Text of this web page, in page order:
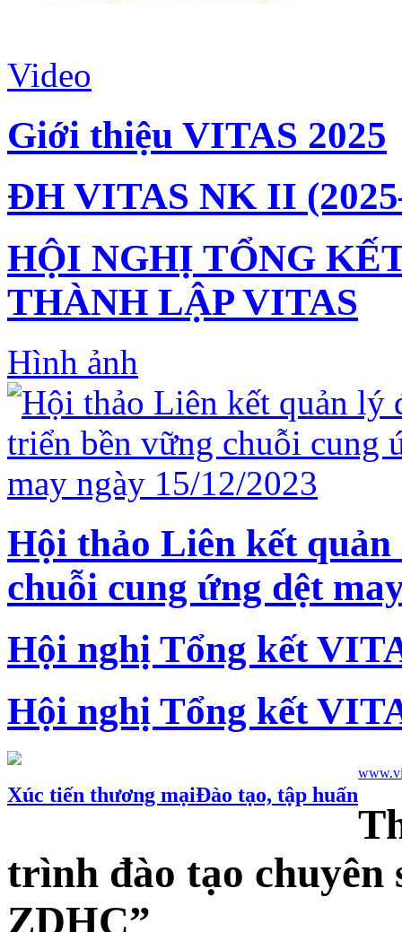
Video
Giới thiệu VITAS 2025
ĐH VITAS NK II
HỘI NGHỊ TỔNG
THÀNH LẬP VITAS
Hình ảnh
Hội thảo Liên kết
chuỗi cung ứng dệt
Hội nghị Tổng kết
Hội nghị Tổng kết
Xúc tiến thương mạiĐào tạo, tập huấn
trình đào tạo chuyên
ZDHC”